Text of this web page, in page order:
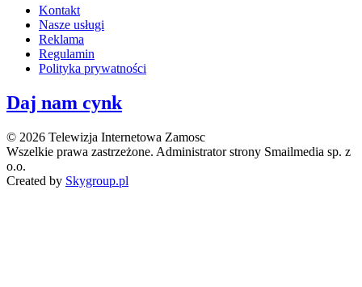
Kontakt
Nasze usługi
Reklama
Regulamin
Polityka prywatności
Daj nam cynk
© 2026 Telewizja Internetowa Zamosc
Wszelkie prawa zastrzeżone. Administrator strony Smailmedia sp. z
o.o.
Created by Skygroup.pl